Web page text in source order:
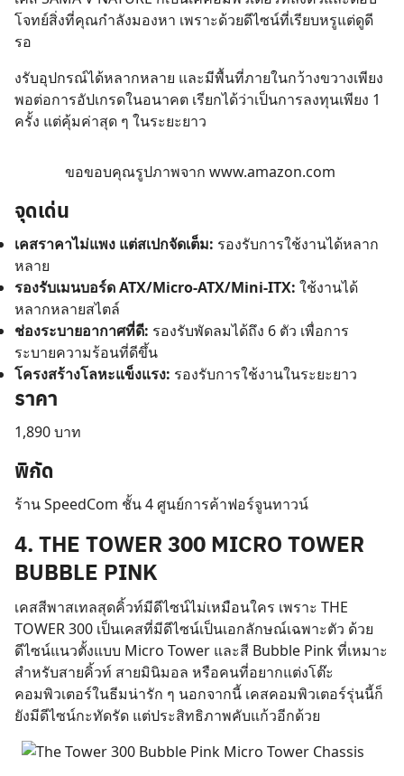
Search
for:
โจทย์สิ่งที่คุณกำลังมองหา เพราะด้วยดีไซน์ที่เรียบหรูแต่ดูดี
รอ
งรับอุปกรณ์ได้หลากหลาย และมีพื้นที่ภายในกว้างขวางเพียง
พอต่อการอัปเกรดในอนาคต เรียกได้ว่าเป็นการลงทุนเพียง 1
ครั้ง แต่คุ้มค่าสุด ๆ ในระยะยาว
ขอขอบคุณรูปภาพจาก www.amazon.com
จุดเด่น
เคสราคาไม่แพง แต่สเปกจัดเต็ม: รองรับการใช้งานได้หลาก
หลาย
รองรับเมนบอร์ด ATX/Micro-ATX/Mini-ITX: ใช้งานได้
หลากหลายสไตล์
ช่องระบายอากาศที่ดี: รองรับพัดลมได้ถึง 6 ตัว เพื่อการ
ระบายความร้อนที่ดีขึ้น
โครงสร้างโลหะแข็งแรง: รองรับการใช้งานในระยะยาว
ราคา
1,890 บาท
พิกัด
ร้าน SpeedCom ชั้น 4 ศูนย์การค้าฟอร์จูนทาวน์
4. THE TOWER 300 MICRO TOWER
BUBBLE PINK
เคสสีพาสเทลสุดคิ้วท์มีดีไซน์ไม่เหมือนใคร เพราะ THE
TOWER 300 เป็นเคสที่มีดีไซน์เป็นเอกลักษณ์เฉพาะตัว ด้วย
ดีไซน์แนวตั้งแบบ Micro Tower และสี Bubble Pink ที่เหมาะ
สำหรับสายคิ้วท์ สายมินิมอล หรือคนที่อยากแต่งโต๊ะ
คอมพิวเตอร์ในธีมน่ารัก ๆ นอกจากนี้ เคสคอมพิวเตอร์รุ่นนี้ก็
ยังมีดีไซน์กะทัดรัด แต่ประสิทธิภาพคับแก้วอีกด้วย